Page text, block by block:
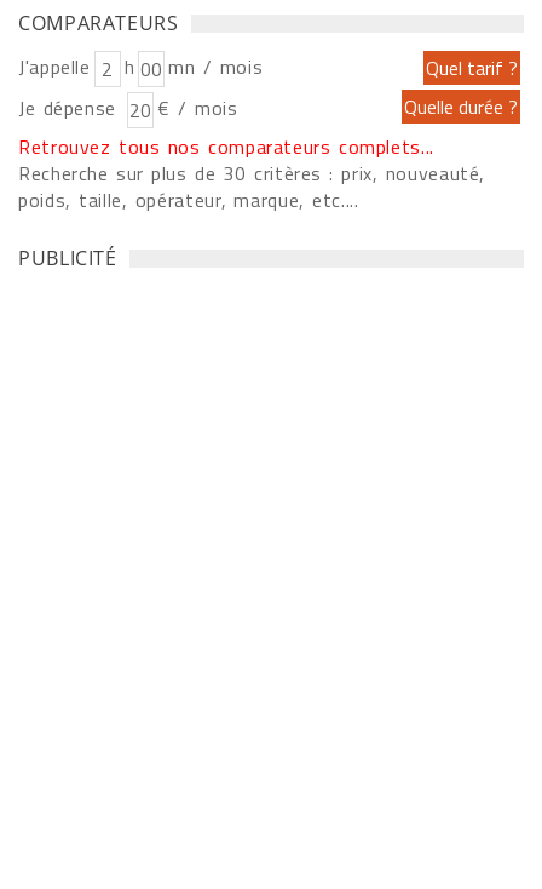
COMPARATEURS
J'appelle h
mn / mois
Je dépense
€ / mois
Retrouvez tous nos comparateurs complets...
Recherche sur plus de 30 critères : prix, nouveauté,
poids, taille, opérateur, marque, etc....
PUBLICITÉ